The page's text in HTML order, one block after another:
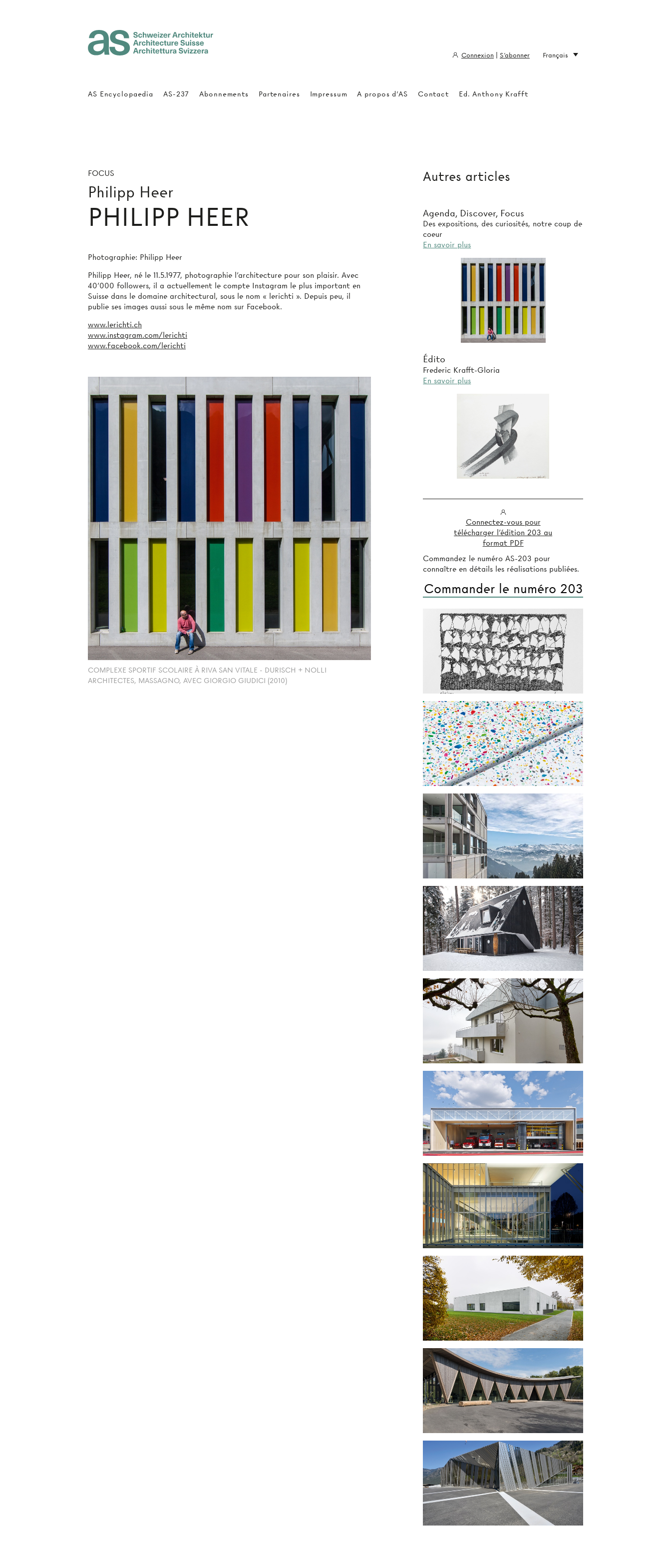
FOCUS
Philipp Heer
PHILIPP HEER
Photographie: Philipp Heer
Philipp Heer, né le 11.5.1977, photographie l'architecture pour son plaisir. Avec
40'000 followers, il a actuellement le compte Instagram le plus important en
Suisse dans le domaine architectural, sous le nom « lerichti ». Depuis peu, il
publie ses images aussi sous le même nom sur Facebook.
www.lerichti.ch
www.instagram.com/lerichti
www.facebook.com/lerichti
COMPLEXE SPORTIF SCOLAIRE À RIVA SAN VITALE - DURISCH + NOLLI
ARCHITECTES, MASSAGNO, AVEC GIORGIO GIUDICI (2010)
Autres articles
Agenda, Discover, Focus
Des expositions, des curiosités, notre coup de
coeur
En savoir plus
Édito
Frederic Krafft-Gloria
En savoir plus
Connectez-vous pour
télécharger l'édition 203 au
format PDF
Commandez le numéro AS-203 pour
connaître en détails les réalisations publiées.
Commander le numéro 203
AS Encyclopaedia AS-237 Abonnements Partenaires Impressum A propos d'AS Contact Ed. Anthony Krafft
Connexion S'abonner Français